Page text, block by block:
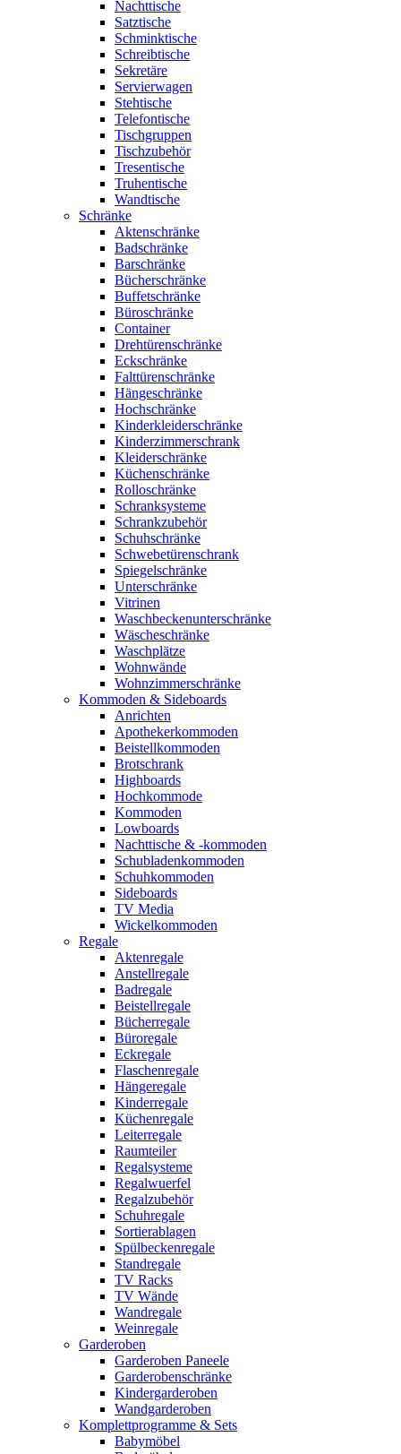
Nachttische
Satztische
Schminktische
Schreibtische
Sekretäre
Servierwagen
Stehtische
Telefontische
Tischgruppen
Tischzubehör
Tresentische
Truhentische
Wandtische
Schränke
Aktenschränke
Badschränke
Barschränke
Bücherschränke
Buffetschränke
Büroschränke
Container
Drehtürenschränke
Eckschränke
Falttürenschränke
Hängeschränke
Hochschränke
Kinderkleiderschränke
Kinderzimmerschrank
Kleiderschränke
Küchenschränke
Rolloschränke
Schranksysteme
Schrankzubehör
Schuhschränke
Schwebetürenschrank
Spiegelschränke
Unterschränke
Vitrinen
Waschbeckenunterschränke
Wäscheschränke
Waschplätze
Wohnwände
Wohnzimmerschränke
Kommoden & Sideboards
Anrichten
Apothekerkommoden
Beistellkommoden
Brotschrank
Highboards
Hochkommode
Kommoden
Lowboards
Nachttische & -kommoden
Schubladenkommoden
Schuhkommoden
Sideboards
TV Media
Wickelkommoden
Regale
Aktenregale
Anstellregale
Badregale
Beistellregale
Bücherregale
Büroregale
Eckregale
Flaschenregale
Hängeregale
Kinderregale
Küchenregale
Leiterregale
Raumteiler
Regalsysteme
Regalwuerfel
Regalzubehör
Schuhregale
Sortierablagen
Spülbeckenregale
Standregale
TV Racks
TV Wände
Wandregale
Weinregale
Garderoben
Garderoben Paneele
Garderobenschränke
Kindergarderoben
Wandgarderoben
Komplettprogramme & Sets
Babymöbel